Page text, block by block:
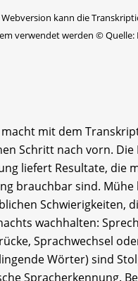
Webversion kann die
verwendet werden ©Quelle:
mit dem
Schritt nach vorn.
liefert Resultate, die
brauchbar sind.
Schwierigkeiten,
wachhalten:
Sprachwechsel
Wörter) sind
Spracherkennung.